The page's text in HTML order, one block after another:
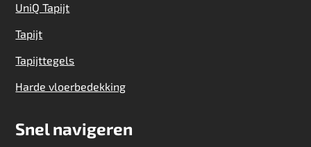
UniQ Tapijt
Tapijt
Tapijttegels
Harde vloerbedekking
Snel navigeren